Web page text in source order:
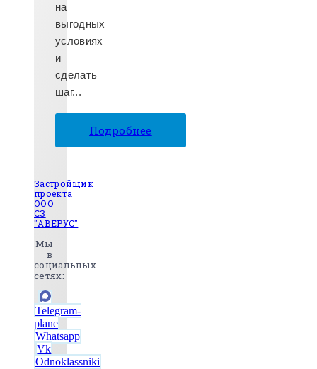
на
выгодных
условиях
и
сделать
шаг...
Подробнее
Застройщик
проекта
ООО
СЗ
"АВЕРУС"
Мы
в
социальных
сетях:
Telegram-
plane
Whatsapp
Vk
Odnoklassniki